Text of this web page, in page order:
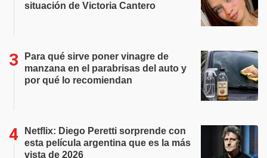
situación de Victoria Cantero
Para qué sirve poner vinagre de
manzana en el parabrisas del auto y
por qué lo recomiendan
Netflix: Diego Peretti sorprende con
esta película argentina que es la más
vista de 2026